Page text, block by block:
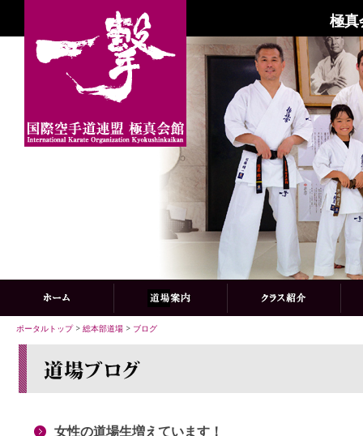
極真
ポータルトップ> 総本部道場 > ブログ
女性の道場生増えています！